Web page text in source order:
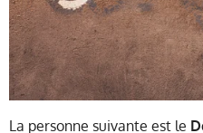
La personne suivante est le